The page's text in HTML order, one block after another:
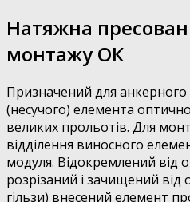
Натяжна
монтажу ОК
Призначений для анкерного
(несучого) елемента
великих прольотів. Для
відділення виносного
модуля. Відокремлений від
розрізаний і зачищений
гільзи) внесений елемент